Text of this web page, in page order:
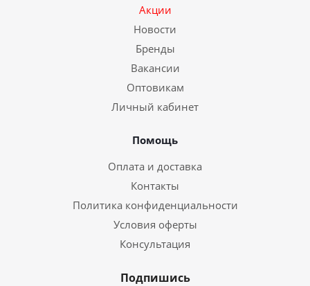
Акции
Новости
Бренды
Вакансии
Оптовикам
Личный кабинет
Помощь
Оплата и доставка
Контакты
Политика конфиденциальности
Условия оферты
Консультация
Подпишись